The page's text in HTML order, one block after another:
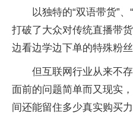
以独特的“双语带货”
打破了大众对传统直播带
边看边学边下单的特殊粉丝
但互联网行业从来不
面前的问题简单而又现实
间还能留住多少真实购买